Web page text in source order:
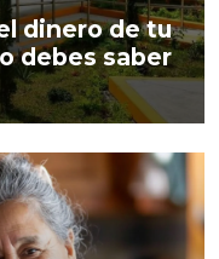
dinero de tu
debes saber